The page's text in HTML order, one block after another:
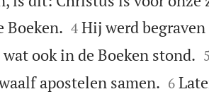
Boeken.
4 Hij werd begraven
ook in de Boeken stond.
5
apostelen samen.
6